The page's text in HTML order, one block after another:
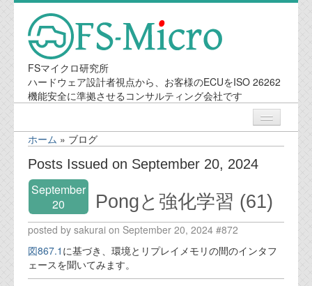
FSマイクロ研究所
ハードウェア設計者視点から、お客様のECUをISO 26262
機能安全に準拠させるコンサルティング会社です
ニュース
業務内容
機能安全コンサルティング
会社案内
ホーム » ブログ
Posts Issued on September 20, 2024
September
20
Pongと強化学習 (61)
posted by sakurai on September 20, 2024 #872
図867.1 に基づき、環境とリプレイメモリの間のインタフ
ェースを聞いてみます。